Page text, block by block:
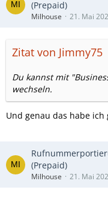
(Prepaid)
Milhouse 21. Mai
Zitat von Jimmy75
Du kannst mit
wechseln.
Und genau das habe ich
(Prepaid)
Milhouse 21. Mai